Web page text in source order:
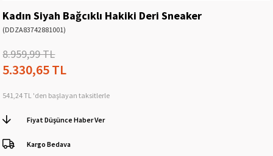
Kadın Siyah Bağcıklı Hakiki Deri Sneaker
(DDZA83742881001)
8.959,99 TL
5.330,65 TL
541,24 TL 'den başlayan taksitlerle
Fiyat Düşünce Haber Ver
Kargo Bedava